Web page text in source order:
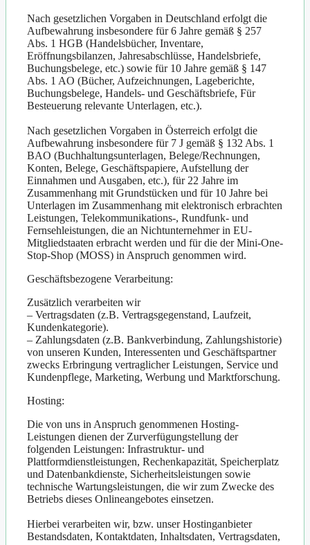
Nach gesetzlichen Vorgaben in Deutschland erfolgt die
Aufbewahrung insbesondere für 6 Jahre gemäß § 257
Abs. 1 HGB (Handelsbücher, Inventare,
Eröffnungsbilanzen, Jahresabschlüsse, Handelsbriefe,
Buchungsbelege, etc.) sowie für 10 Jahre gemäß § 147
Abs. 1 AO (Bücher, Aufzeichnungen, Lageberichte,
Buchungsbelege, Handels- und Geschäftsbriefe, Für
Besteuerung relevante Unterlagen, etc.).
Nach gesetzlichen Vorgaben in Österreich erfolgt die
Aufbewahrung insbesondere für 7 J gemäß § 132 Abs. 1
BAO (Buchhaltungsunterlagen, Belege/Rechnungen,
Konten, Belege, Geschäftspapiere, Aufstellung der
Einnahmen und Ausgaben, etc.), für 22 Jahre im
Zusammenhang mit Grundstücken und für 10 Jahre bei
Unterlagen im Zusammenhang mit elektronisch erbrachten
Leistungen, Telekommunikations-, Rundfunk- und
Fernsehleistungen, die an Nichtunternehmer in EU-
Mitgliedstaaten erbracht werden und für die der Mini-One-
Stop-Shop (MOSS) in Anspruch genommen wird.
Geschäftsbezogene Verarbeitung:
Zusätzlich verarbeiten wir
– Vertragsdaten (z.B. Vertragsgegenstand, Laufzeit,
Kundenkategorie).
– Zahlungsdaten (z.B. Bankverbindung, Zahlungshistorie)
von unseren Kunden, Interessenten und Geschäftspartner
zwecks Erbringung vertraglicher Leistungen, Service und
Kundenpflege, Marketing, Werbung und Marktforschung.
Hosting:
Die von uns in Anspruch genommenen Hosting-
Leistungen dienen der Zurverfügungstellung der
folgenden Leistungen: Infrastruktur- und
Plattformdienstleistungen, Rechenkapazität, Speicherplatz
und Datenbankdienste, Sicherheitsleistungen sowie
technische Wartungsleistungen, die wir zum Zwecke des
Betriebs dieses Onlineangebotes einsetzen.
Hierbei verarbeiten wir, bzw. unser Hostinganbieter
Bestandsdaten, Kontaktdaten, Inhaltsdaten, Vertragsdaten,